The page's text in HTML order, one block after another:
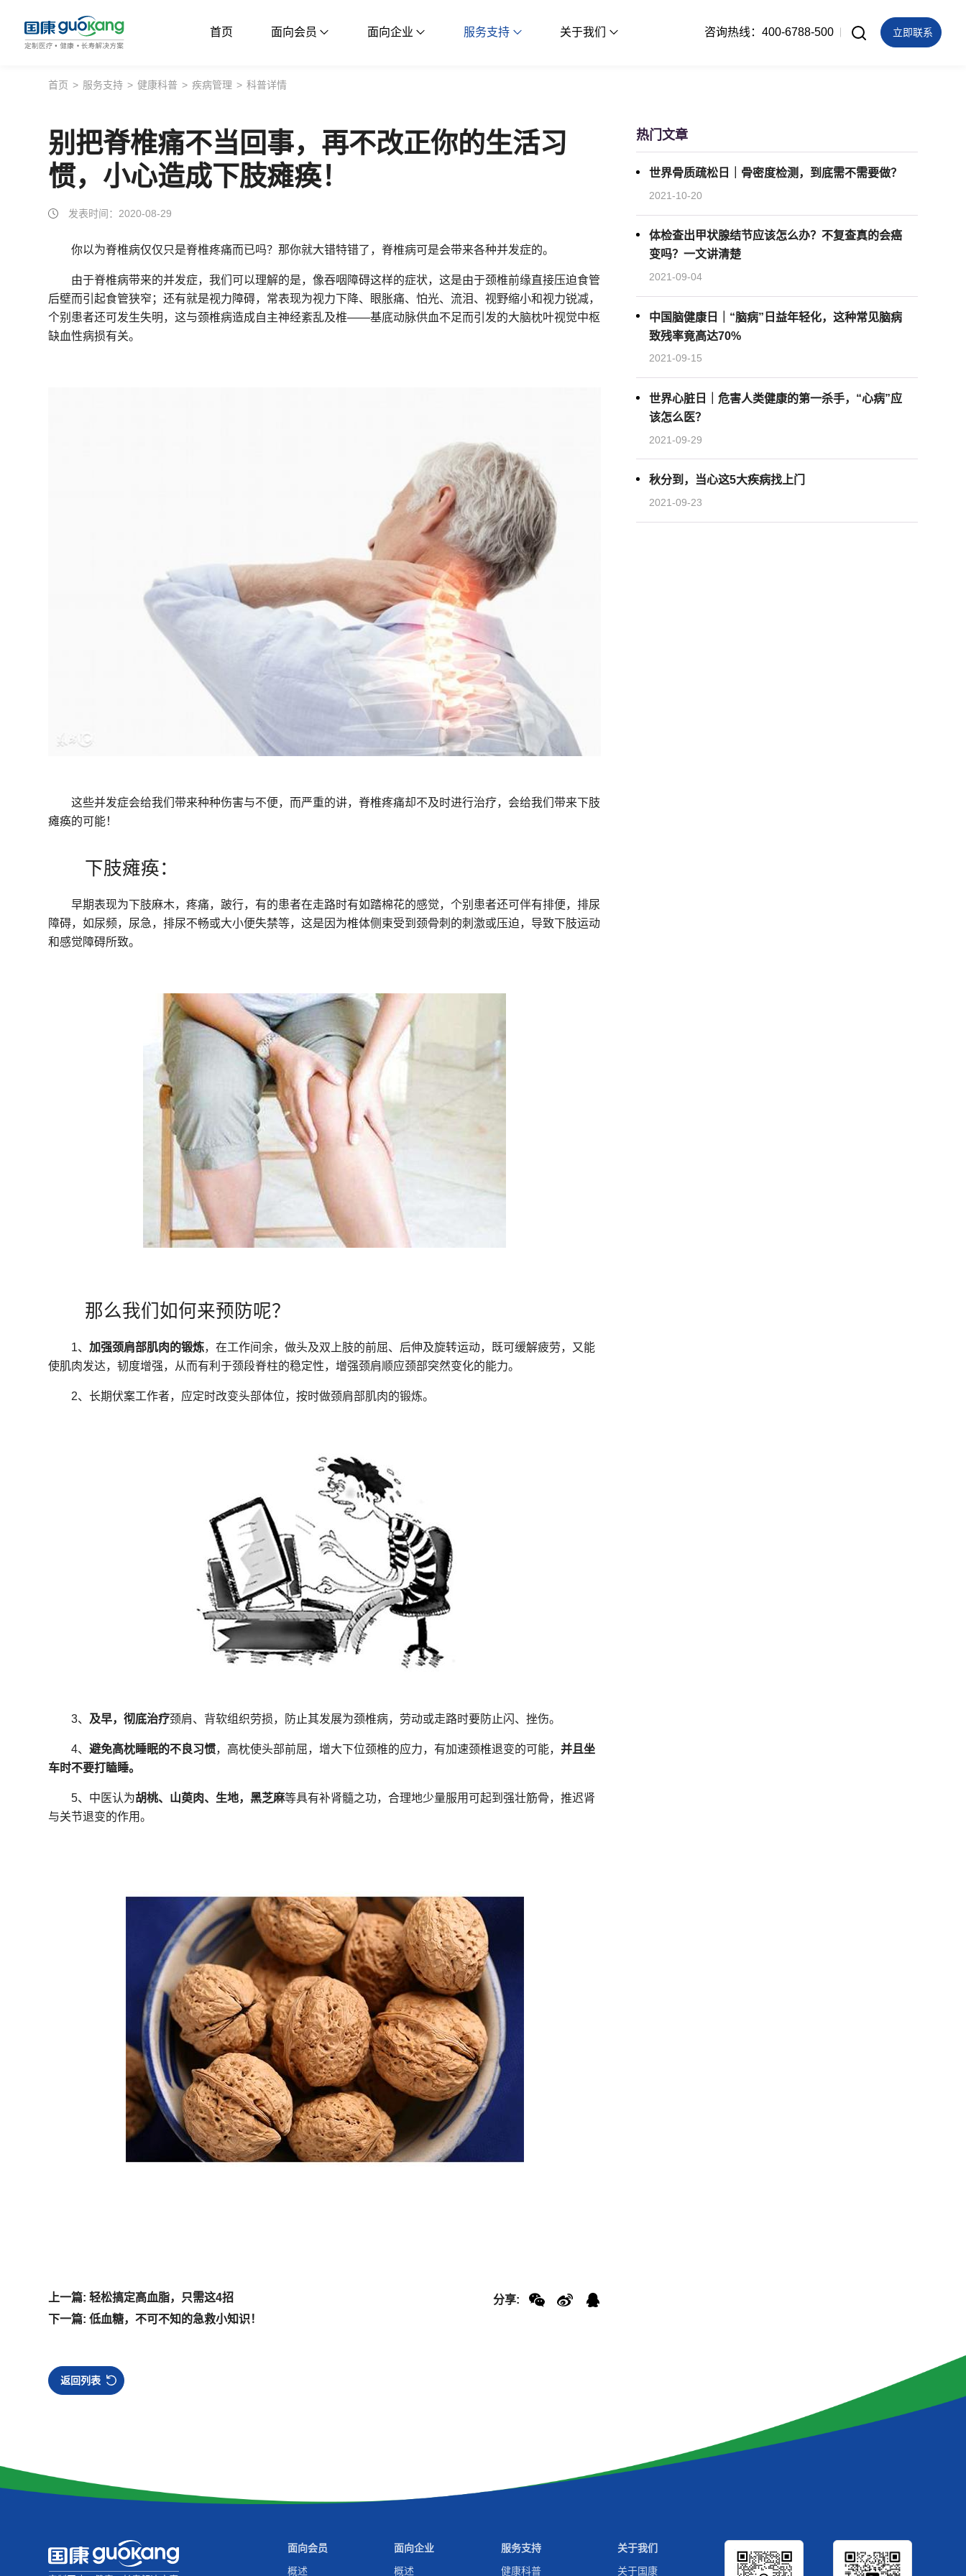
首页 面向会员 面向企业 服务支持 关于我们
面向企业
服务支持
关于我们
咨询热线：400-6788-500 立即联系
首页 > 服务支持 > 健康科普 > 疾病管理 > 科普详情
别把脊椎痛不当回事，再不改正你的生活习
惯，小心造成下肢瘫痪！
发表时间：2020-08-29
你以为脊椎病仅仅只是脊椎疼痛而已吗？那你就大错特错了，脊椎病可是会带来各种并发症的。
由于脊椎病带来的并发症，我们可以理解的是，像吞咽障碍这样的症状，这是由于颈椎前缘直接压迫食管
后壁而引起食管狭窄；还有就是视力障碍，常表现为视力下降、眼胀痛、怕光、流泪、视野缩小和视力锐减，
个别患者还可发生失明，这与颈椎病造成自主神经紊乱及椎——基底动脉供血不足而引发的大脑枕叶视觉中枢
缺血性病损有关。
这些并发症会给我们带来种种伤害与不便，而严重的讲，脊椎疼痛却不及时进行治疗，会给我们带来下肢
瘫痪的可能！
下肢瘫痪：
早期表现为下肢麻木，疼痛，跛行，有的患者在走路时有如踏棉花的感觉，个别患者还可伴有排便，排尿
障碍，如尿频，尿急，排尿不畅或大小便失禁等，这是因为椎体侧束受到颈骨刺的刺激或压迫，导致下肢运动
和感觉障碍所致。
那么我们如何来预防呢？
1、加强颈肩部肌肉的锻炼，在工作间余，做头及双上肢的前屈、后伸及旋转运动，既可缓解疲劳，又能
使肌肉发达，韧度增强，从而有利于颈段脊柱的稳定性，增强颈肩顺应颈部突然变化的能力。
2、长期伏案工作者，应定时改变头部体位，按时做颈肩部肌肉的锻炼。
3、 及早，彻底治疗颈肩、背软组织劳损，防止其发展为颈椎病，劳动或走路时要防止闪、挫伤。
4、避免高枕睡眠的不良习惯，高枕使头部前屈，增大下位颈椎的应力，有加速颈椎退变的可能，并且坐
车时不要打瞌睡。
5、中医认为胡桃、山萸肉、生地，黑芝麻等具有补肾髓之功，合理地少量服用可起到强壮筋骨，推迟肾
与关节退变的作用。
上一篇: 轻松搞定高血脂，只需这4招
下一篇: 低血糖，不可不知的急救小知识！
分享:
返回列表
热门文章
世界骨质疏松日｜骨密度检测，到底需不需要做？
2021-10-20
体检查出甲状腺结节应该怎么办？不复查真的会癌
变吗？一文讲清楚
2021-09-04
中国脑健康日｜“脑病”日益年轻化，这种常见脑病
致残率竟高达70%
2021-09-15
世界心脏日｜危害人类健康的第一杀手，“心病”应
该怎么医？
2021-09-29
秋分到，当心这5大疾病找上门
2021-09-23
面向会员
概述
面向企业
概述
服务支持
健康科普
关于我们
关于国康